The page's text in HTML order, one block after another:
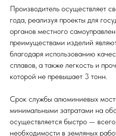
Производитель осуществляет
года, реализуя проекты для
органов местного
преимуществами изделий
благодаря использованию
сплавов, а также легкость и
которой не превышает 3 тонн.
Срок службы алюминиевых
минимальными затратами на
осуществляется быстро —
необходимости в земляных